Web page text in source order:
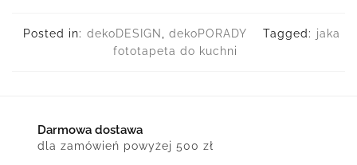
Posted in: dekoDESIGN dekoPORADY Tagged: jaka
fototapeta do kuchni
Darmowa dostawa
dla zamówień powyżej 500 zł